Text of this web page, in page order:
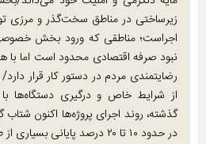
زیرساختی در مناطق سخت‌گذر و مرزی
اجراست؛ مناطقی که ورود بخش
نبود صرفه اقتصادی محدود است اما
رضایتمندی مردم در دستور کار قرار
از شرایط خاص و درگیری دستگاه‌ها
گذشته، روند اجرای پروژه‌ها اکنون
در حدود ۱۰ تا ۲۰ درصد پایانی بسیاری از طرح‌ها مشاهده می‌شود.